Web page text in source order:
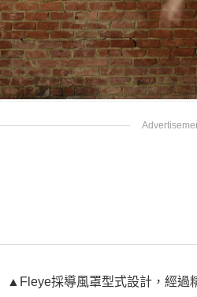
▲Fleye採導風罩型式設計，經過